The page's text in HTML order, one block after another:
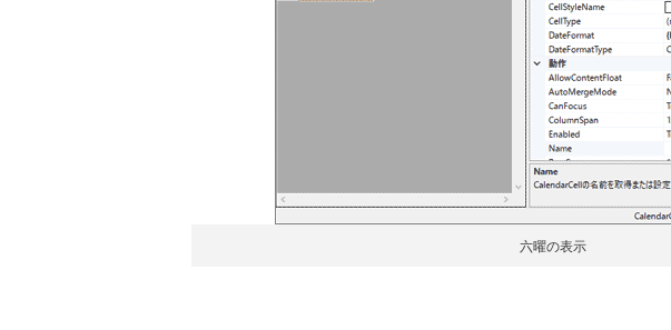
六曜の表示